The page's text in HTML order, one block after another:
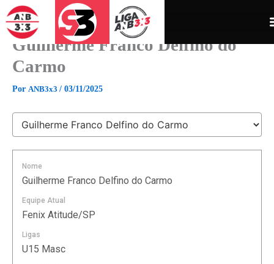
para
conteúdo
Guilherme Franco Delfino do
Carmo
Por ANB3x3 / 03/11/2025
Nome
Guilherme Franco Delfino do Carmo
Equipe Atual
Fenix Atitude/SP
Ligas
U15 Masc